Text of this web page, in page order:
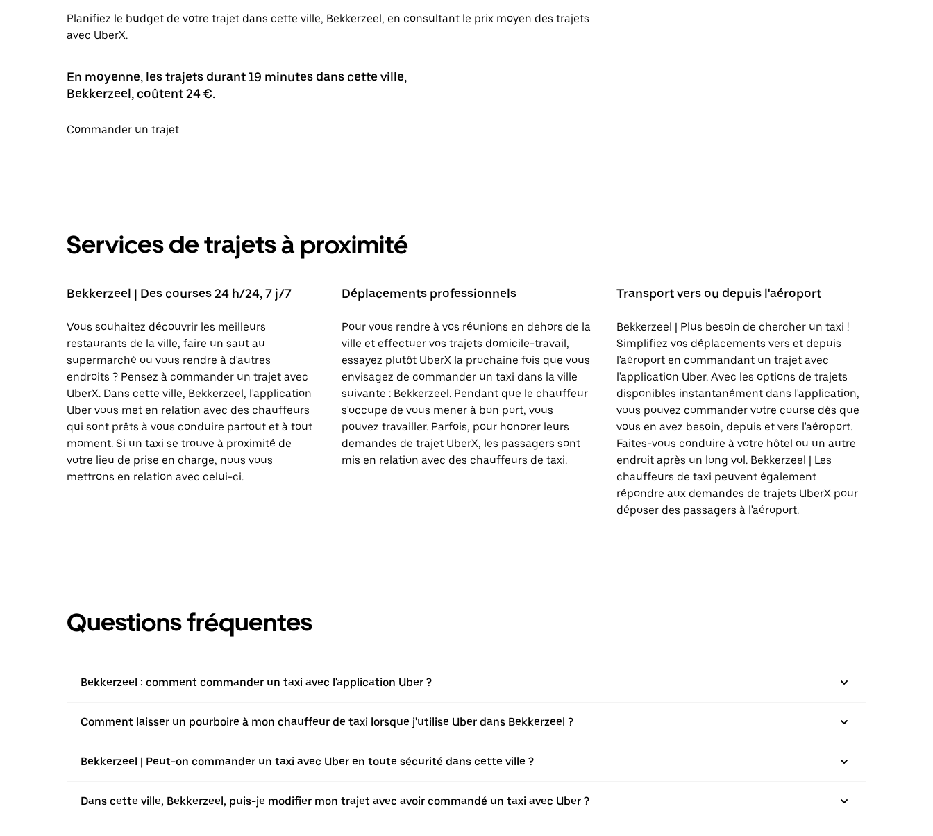
Planifiez le budget de votre trajet dans cette ville, Bekkerzeel, en consultant le prix moyen des trajets
avec UberX.
En moyenne, les trajets durant 19 minutes dans cette ville,
Bekkerzeel, coûtent 24 €.
Commander un trajet
Services de trajets à proximité
Bekkerzeel | Des courses 24 h/24, 7 j/7
Vous souhaitez découvrir les meilleurs
restaurants de la ville, faire un saut au
supermarché ou vous rendre à d'autres
endroits ? Pensez à commander un trajet avec
UberX. Dans cette ville, Bekkerzeel, l'application
Uber vous met en relation avec des chauffeurs
qui sont prêts à vous conduire partout et à tout
moment. Si un taxi se trouve à proximité de
votre lieu de prise en charge, nous vous
mettrons en relation avec celui-ci.
Déplacements professionnels
Pour vous rendre à vos réunions en dehors de la
ville et effectuer vos trajets domicile-travail,
essayez plutôt UberX la prochaine fois que vous
envisagez de commander un taxi dans la ville
suivante : Bekkerzeel. Pendant que le chauffeur
s'occupe de vous mener à bon port, vous
pouvez travailler. Parfois, pour honorer leurs
demandes de trajet UberX, les passagers sont
mis en relation avec des chauffeurs de taxi.
Transport vers ou depuis l'aéroport
Bekkerzeel | Plus besoin de chercher un taxi !
Simplifiez vos déplacements vers et depuis
l'aéroport en commandant un trajet avec
l'application Uber. Avec les options de trajets
disponibles instantanément dans l'application,
vous pouvez commander votre course dès que
vous en avez besoin, depuis et vers l'aéroport.
Faites-vous conduire à votre hôtel ou un autre
endroit après un long vol. Bekkerzeel | Les
chauffeurs de taxi peuvent également
répondre aux demandes de trajets UberX pour
déposer des passagers à l'aéroport.
Questions fréquentes
Bekkerzeel : comment commander un taxi avec l'application Uber ?
Comment laisser un pourboire à mon chauffeur de taxi lorsque j'utilise Uber dans Bekkerzeel ?
Bekkerzeel | Peut-on commander un taxi avec Uber en toute sécurité dans cette ville ?
Dans cette ville, Bekkerzeel, puis-je modifier mon trajet avec avoir commandé un taxi avec Uber ?